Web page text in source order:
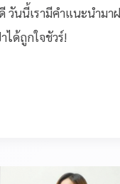
วันนี้เรามีคำแนะนำม
ได้ถูกใจชัวร์!